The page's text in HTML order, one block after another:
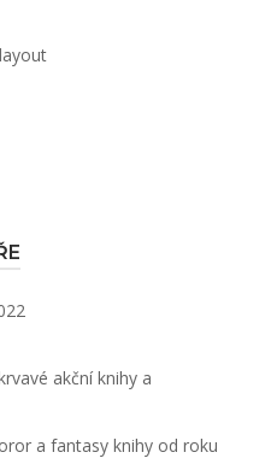
akční knihy a
a fantasy knihy od roku